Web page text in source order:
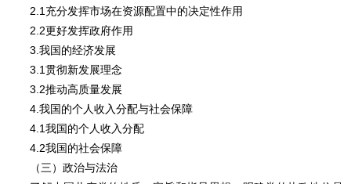
2.1充分发挥市场在资源配置中的决定性作用
2.2更好发挥政府作用
3.我国的经济发展
3.1贯彻新发展理念
3.2推动高质量发展
4.我国的个人收入分配与社会保障
4.1我国的个人收入分配
4.2我国的社会保障
（三）政治与法治